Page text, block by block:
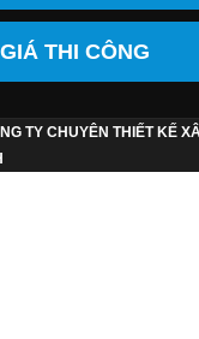
THI CÔNG
TY CHUYÊN THIẾT KẾ